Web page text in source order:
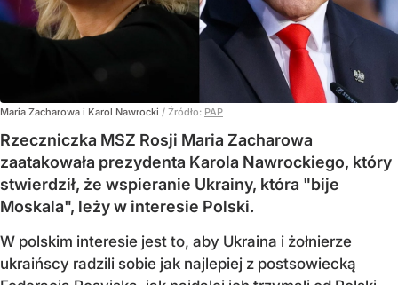
Maria Zacharowa i Karol Nawrocki / Źródło: PAP
Rzeczniczka MSZ Rosji Maria Zacharowa
zaatakowała prezydenta Karola Nawrockiego, który
stwierdził, że wspieranie Ukrainy, która "bije
Moskala", leży w interesie Polski.
W polskim interesie jest to, aby Ukraina i żołnierze
ukraińscy radzili sobie jak najlepiej z postsowiecką